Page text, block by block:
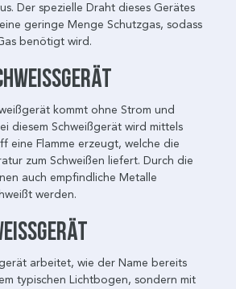
Der spezielle Draht dieses Gerätes
geringe Menge Schutzgas, sodass
benötigt wird.
kommt ohne Strom und
diesem Schweißgerät wird mittels
eine Flamme erzeugt, welche die
zum Schweißen liefert. Durch die
auch empfindliche Metalle
werden.
arbeitet, wie der Name bereits
typischen Lichtbogen, sondern mit